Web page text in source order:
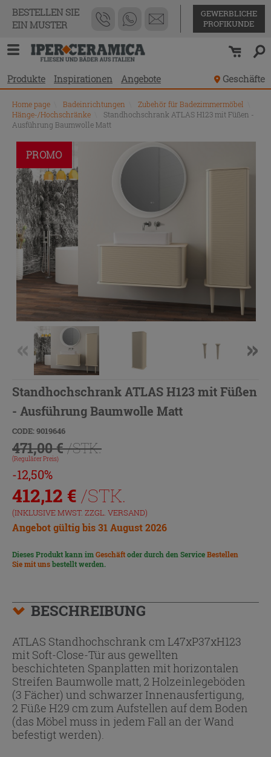
BESTELLEN SIE
EIN MUSTER
GEWERBLICHE
PROFIKUNDE
Produkte Inspirationen Angebote Geschäfte
Home page Badeinrichtungen Zubehör für Badezimmermöbel
Hänge-/Hochschränke
Standhochschrank ATLAS H123 mit Füßen -
Ausführung Baumwolle Matt
PROMO
Standhochschrank ATLAS H123 mit Füßen
- Ausführung Baumwolle Matt
CODE: 9019646
471,00 €/STK.
(Regulärer Preis)
-12,50%
412,12 € /STK.
(INKLUSIVE MWST. ZZGL. VERSAND)
Angebot gültig bis 31 August 2026
Dieses Produkt kann imGeschäftoder durch den ServiceBestellen
Sie mit unsbestellt werden.
BESCHREIBUNG
ATLAS Standhochschrank cm L47xP37xH123
mit Soft-Close-Tür aus gewellten
beschichteten Spanplatten mit horizontalen
Streifen Baumwolle matt, 2 Holzeinlegeböden
(3 Fächer) und schwarzer Innenausfertigung,
2 Füße H29 cm zum Aufstellen auf dem Boden
(das Möbel muss in jedem Fall an der Wand
befestigt werden).